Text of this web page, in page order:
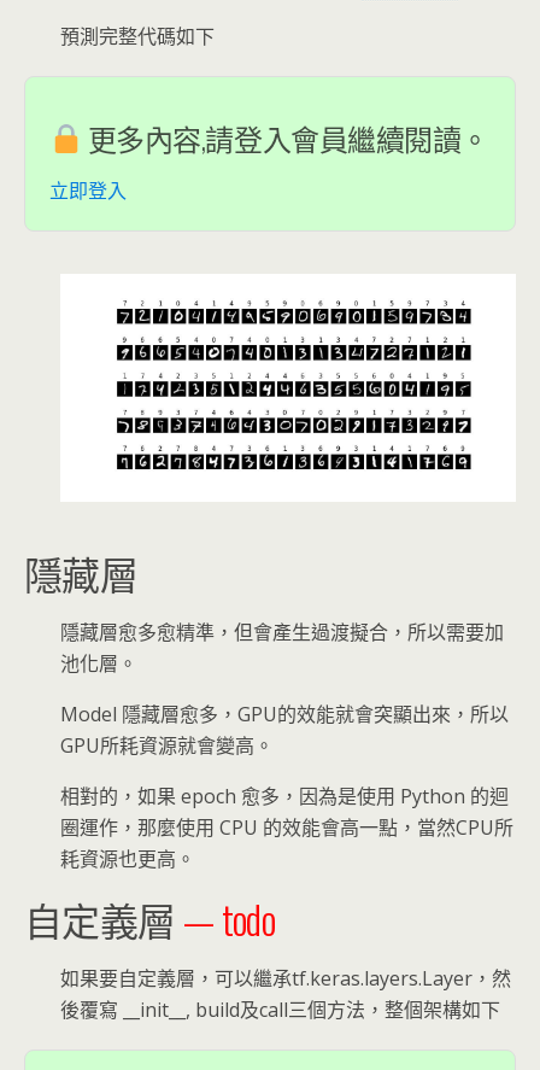
預測完整代碼如下
更多內容,請登入會員繼續閱讀。
立即登入
隱藏層
隱藏層愈多愈精準，但會產生過渡擬合，所以需要加
池化層。
Model 隱藏層愈多，GPU的效能就會突顯出來，所以
GPU所耗資源就會變高。
相對的，如果 epoch 愈多，因為是使用 Python 的迴
圈運作，那麼使用 CPU 的效能會高一點，當然CPU所
耗資源也更高。
自定義層 — todo
如果要自定義層，可以繼承tf.keras.layers.Layer，然
後覆寫 __init__, build及call三個方法，整個架構如下